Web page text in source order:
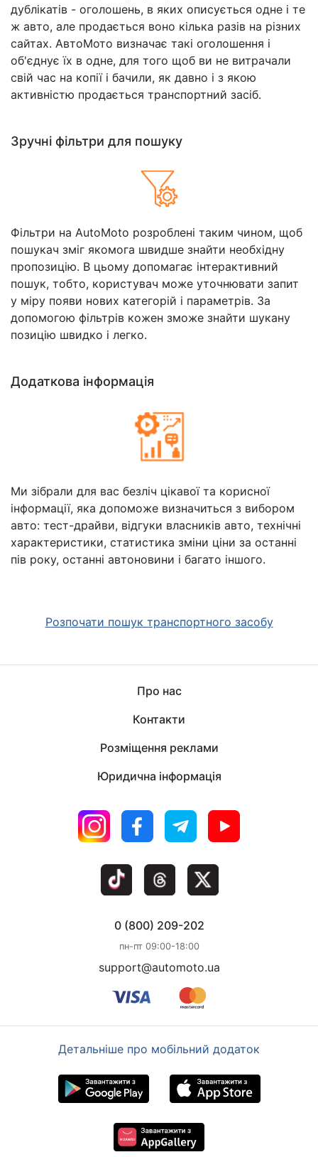
дублікатів - оголошень, в яких описується одне і те
ж авто, але продається воно кілька разів на різних
сайтах. АвтоМото визначає такі оголошення і
об'єднує їх в одне, для того щоб ви не витрачали
свій час на копії і бачили, як давно і з якою
активністю продається транспортний засіб.
Зручні фільтри для пошуку
Фільтри на AutoMoto розроблені таким чином, щоб
пошукач зміг якомога швидше знайти необхідну
пропозицію. В цьому допомагає інтерактивний
пошук, тобто, користувач може уточнювати запит
у міру появи нових категорій і параметрів. За
допомогою фільтрів кожен зможе знайти шукану
позицію швидко і легко.
Додаткова інформація
Ми зібрали для вас безліч цікавої та корисної
інформації, яка допоможе визначиться з вибором
авто: тест-драйви, відгуки власників авто, технічні
характеристики, статистика зміни ціни за останні
пів року, останні автоновини і багато іншого.
Розпочати пошук транспортного засобу
Про нас
Контакти
Розміщення реклами
Юридична інформація
0 (800) 209-202
пн-пт 09:00-18:00
support@automoto.ua
Детальніше про мобільний додаток